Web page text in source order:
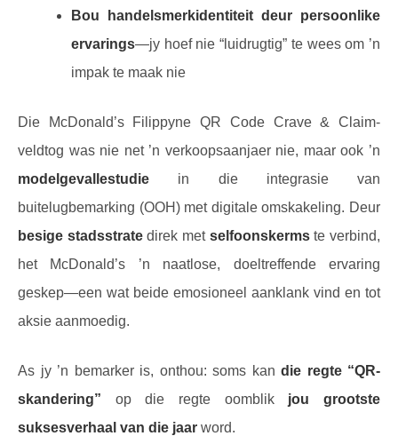
Bou handelsmerkidentiteit deur persoonlike
ervarings—jy hoef nie “luidrugtig” te wees om ’n
impak te maak nie
Die McDonald’s Filippyne QR Code Crave & Claim-
veldtog was nie net ’n verkoopsaanjaer nie, maar ook ’n
modelgevallestudie in die integrasie van
buitelugbemarking (OOH) met digitale omskakeling. Deur
besige stadsstratedirek met selfoonskermste verbind,
het McDonald’s ’n naatlose, doeltreffende ervaring
geskep—een wat beide emosioneel aanklank vind en tot
aksie aanmoedig.
As jy ’n bemarker is, onthou: soms kan die regte “QR-
skandering” op die regte oomblik jou grootste
suksesverhaal van die jaar word.